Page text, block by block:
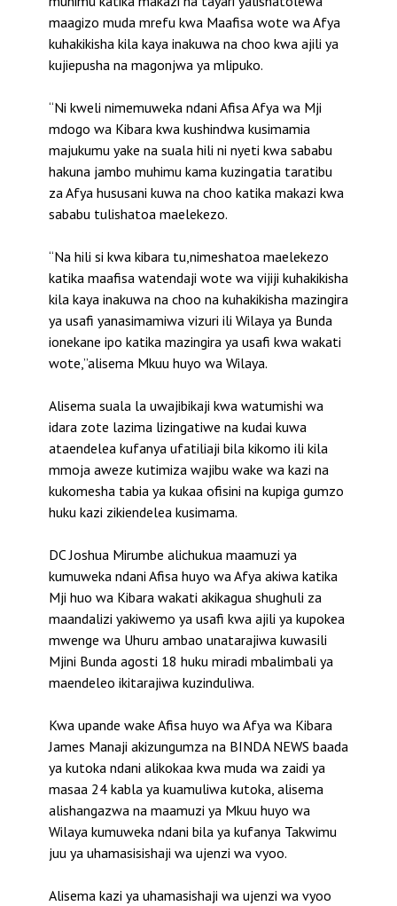
maagizo muda mrefu kwa Maafisa wote wa Afya
kuhakikisha kila kaya inakuwa na choo kwa ajili ya
kujiepusha na magonjwa ya mlipuko.
“Ni kweli nimemuweka ndani Afisa Afya wa Mji
mdogo wa Kibara kwa kushindwa kusimamia
majukumu yake na suala hili ni nyeti kwa sababu
hakuna jambo muhimu kama kuzingatia taratibu
za Afya hususani kuwa na choo katika makazi kwa
sababu tulishatoa maelekezo.
“Na hili si kwa kibara tu,nimeshatoa maelekezo
katika maafisa watendaji wote wa vijiji kuhakikisha
kila kaya inakuwa na choo na kuhakikisha mazingira
ya usafi yanasimamiwa vizuri ili Wilaya ya Bunda
ionekane ipo katika mazingira ya usafi kwa wakati
wote,”alisema Mkuu huyo wa Wilaya.
Alisema suala la uwajibikaji kwa watumishi wa
idara zote lazima lizingatiwe na kudai kuwa
ataendelea kufanya ufatiliaji bila kikomo ili kila
mmoja aweze kutimiza wajibu wake wa kazi na
kukomesha tabia ya kukaa ofisini na kupiga gumzo
huku kazi zikiendelea kusimama.
DC Joshua Mirumbe alichukua maamuzi ya
kumuweka ndani Afisa huyo wa Afya akiwa katika
Mji huo wa Kibara wakati akikagua shughuli za
maandalizi yakiwemo ya usafi kwa ajili ya kupokea
mwenge wa Uhuru ambao unatarajiwa kuwasili
Mjini Bunda agosti 18 huku miradi mbalimbali ya
maendeleo ikitarajiwa kuzinduliwa.
Kwa upande wake Afisa huyo wa Afya wa Kibara
James Manaji akizungumza na BINDA NEWS baada
ya kutoka ndani alikokaa kwa muda wa zaidi ya
masaa 24 kabla ya kuamuliwa kutoka, alisema
alishangazwa na maamuzi ya Mkuu huyo wa
Wilaya kumuweka ndani bila ya kufanya Takwimu
juu ya uhamasisishaji wa ujenzi wa vyoo.
Alisema kazi ya uhamasishaji wa ujenzi wa vyoo